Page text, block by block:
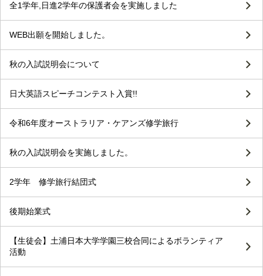
全1学年,日進2学年の保護者会を実施しました
WEB出願を開始しました。
秋の入試説明会について
日大英語スピーチコンテスト入賞!!
令和6年度オーストラリア・ケアンズ修学旅行
秋の入試説明会を実施しました。
2学年 修学旅行結団式
後期始業式
【生徒会】土浦日本大学学園三校合同によるボランティア
活動